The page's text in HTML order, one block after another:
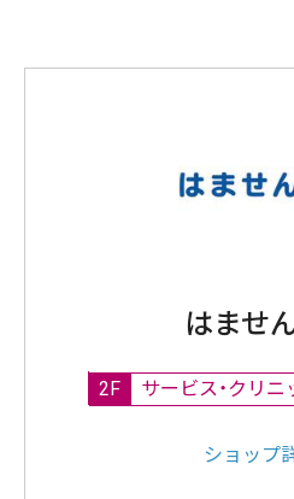
はませ
2F サービス・クリニ
ショップ